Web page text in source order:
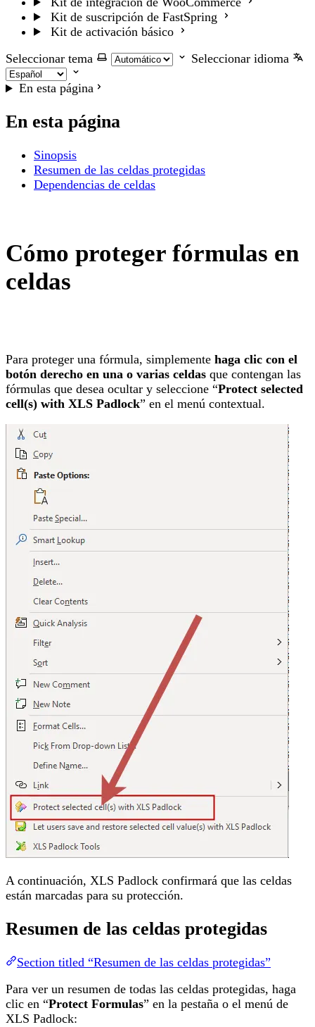
Kit de suscripción de FastSpring
Kit de activación básico
Seleccionar tema
Seleccionar idioma
En esta página
En esta página
Sinopsis
Resumen de las celdas protegidas
Dependencias de celdas
Cómo proteger fórmulas en
celdas
Para proteger una fórmula, simplemente haga clic con el
botón derecho en una o varias celdas que contengan las
fórmulas que desea ocultar y seleccione “Protect selected
cell(s) with XLS Padlock” en el menú contextual.
A continuación, XLS Padlock confirmará que las celdas
están marcadas para su protección.
Resumen de las celdas protegidas
Section titled “Resumen de las celdas protegidas”
Para ver un resumen de todas las celdas protegidas, haga
clic en “Protect Formulas” en la pestaña o el menú de
XLS Padlock: